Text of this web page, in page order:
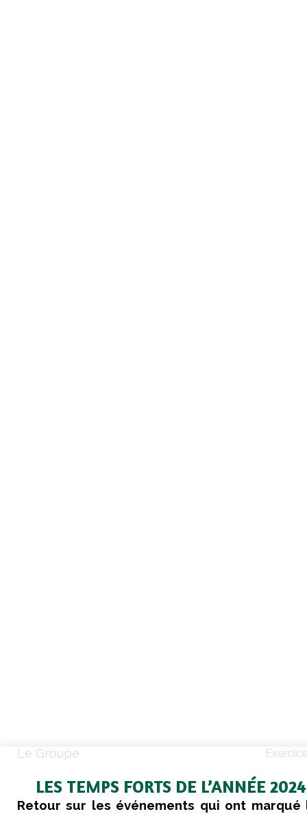
Le Groupe
LES TEMPS FORTS DE L’ANNÉE
Retour sur les événements qui ont marqué